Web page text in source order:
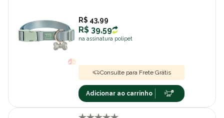
R$ 43,99
R$ 39,59
na assinatura polipet
Consulte para Frete Grátis
Adicionar ao carrinho